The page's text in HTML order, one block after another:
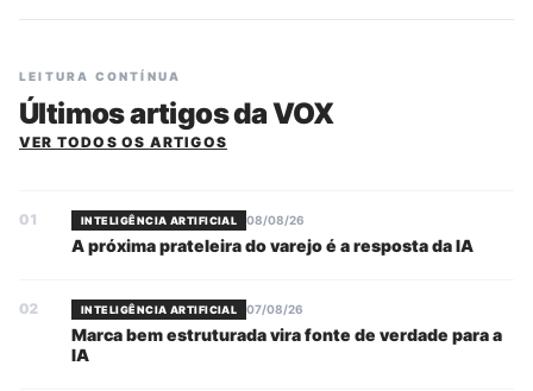
LEITURA CONTÍNUA
Últimos artigos da VOX
VER TODOS OS ARTIGOS
01 INTELIGÊNCIA ARTIFICIAL 08/08/26
A próxima prateleira do varejo é a resposta da IA
02 INTELIGÊNCIA ARTIFICIAL 07/08/26
Marca bem estruturada vira fonte de verdade para a
IA